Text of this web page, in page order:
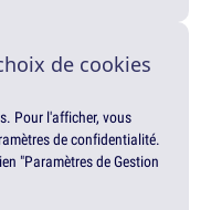
de cookies
Pour l'afficher, vous
de confidentialité.
"Paramètres de Gestion